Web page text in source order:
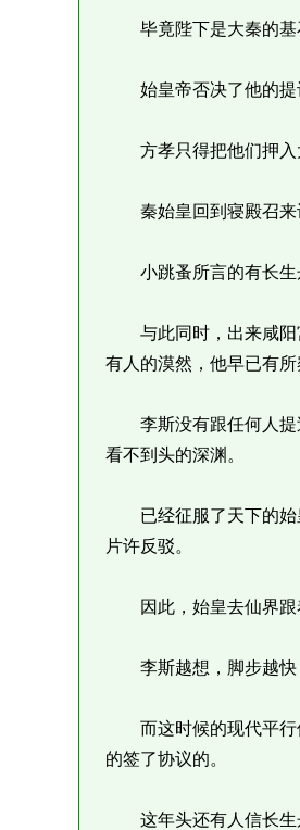
毕竟陛下是大秦的基
始皇帝否决了他的提
方孝只得把他们押入
秦始皇回到寝殿召来
小跳蚤所言的有长生
与此同时，出来咸阳
有人的漠然，他早已有所
李斯没有跟任何人提
看不到头的深渊。
已经征服了天下的始
片许反驳。
因此，始皇去仙界跟着
李斯越想，脚步越快
而这时候的现代平行
的签了协议的。
这年头还有人信长生